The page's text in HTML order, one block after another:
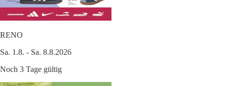
RENO
Sa. 1.8. - Sa. 8.8.2026
Noch 3 Tage gültig